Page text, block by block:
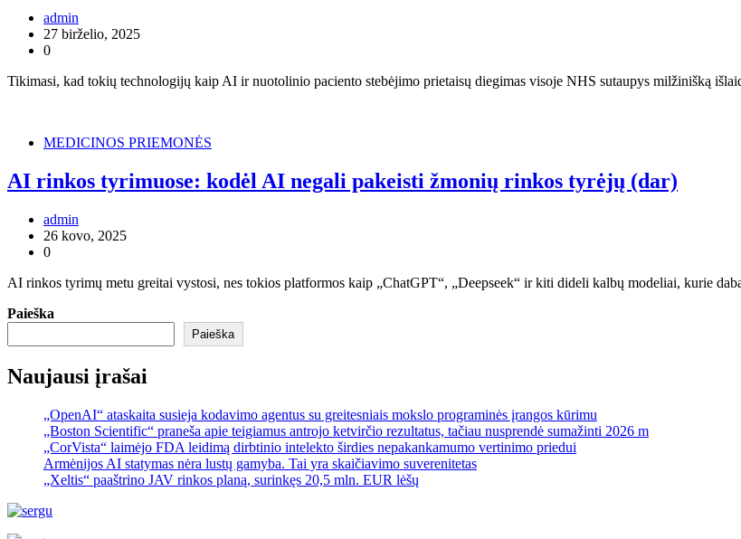
admin
27 birželio, 2025
0
Tikimasi, kad tokių technologijų kaip AI ir nuotolinio paciento stebėjimo prietaisų diegimas visoje NHS sutaupys milžinišką
MEDICINOS PRIEMONĖS
AI rinkos tyrimuose: kodėl AI negali pakeisti žmonių rinkos tyrėjų (dar)
admin
26 kovo, 2025
0
AI rinkos tyrimų metu greitai vystosi, nes tokios platformos kaip „ChatGPT“, „Deepseek“ ir kiti dideli kalbų modeliai, kurie
Paieška
Paieška
Naujausi įrašai
„OpenAI“ ataskaita susieja kodavimo agentus su greitesniais mokslo programinės įrangos kūrimu
„Boston Scientific“ praneša apie teigiamus antrojo ketvirčio rezultatus, tačiau nusprendė sumažinti 2026 m
„CorVista“ laimėjo FDA leidimą dirbtinio intelekto širdies nepakankamumo vertinimo priedui
Armėnijos AI statymas nėra lustų gamyba. Tai yra skaičiavimo suverenitetas
„Xeltis“ paaštrino JAV rinkos planą, surinkęs 20,5 mln. EUR lėšų